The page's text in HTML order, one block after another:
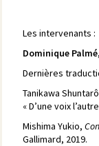
Les intervenants :
Dominique Palmé
Dernières
Tanikawa
« D’une voix
Mishima Yukio,
Gallimard, 2019.